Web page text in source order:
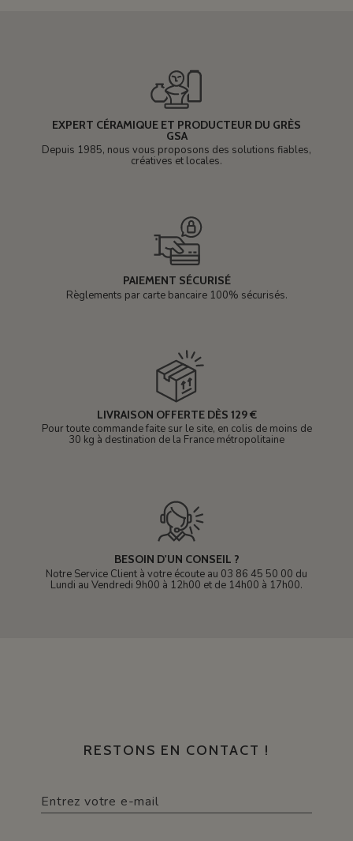
EXPERT CÉRAMIQUE ET PRODUCTEUR DU GRÈS
GSA
Depuis 1985, nous vous proposons des solutions fiables,
créatives et locales.
PAIEMENT SÉCURISÉ
Règlements par carte bancaire 100% sécurisés.
LIVRAISON OFFERTE DÈS 129 €
Pour toute commande faite sur le site, en colis de moins de
30 kg à destination de la France métropolitaine
BESOIN D'UN CONSEIL ?
Notre Service Client à votre écoute au 03 86 45 50 00 du
Lundi au Vendredi 9h00 à 12h00 et de 14h00 à 17h00.
RESTONS EN CONTACT !